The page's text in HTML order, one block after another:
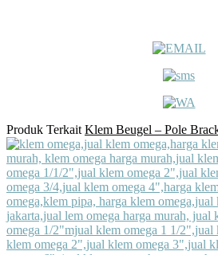
Produk Terkait Klem Beugel – Pole